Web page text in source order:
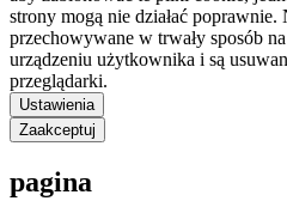
strony mogą nie działać
przechowywane w trwały sposób
urządzeniu użytkownika i są
przeglądarki.
Ustawienia
Zaakceptuj
pagina